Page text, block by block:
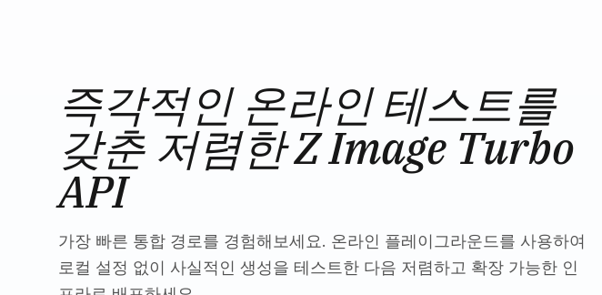
즉각적인 온라인 테스트를
갖춘 저렴한 Z Image Turbo
API
가장 빠른 통합 경로를 경험해보세요. 온라인 플레이그라운드를 사용하여
로컬 설정 없이 사실적인 생성을 테스트한 다음 저렴하고 확장 가능한 인